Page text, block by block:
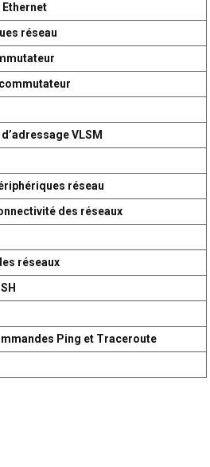
réseau
VLSM
réseau
des réseaux
réseaux
Ping et Traceroute